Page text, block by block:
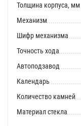
Толщина корпуса, мм
Механизм
Шифр механизма
Точность хода
Автоподзавод
Календарь
Количество камней
Материал стекла